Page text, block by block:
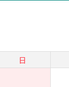
日